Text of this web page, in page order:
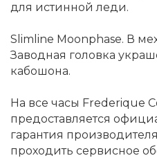
для истинной леди.
Slimline Moonphase. В
Заводная головка
кабошона.
На все часы Frederique
предоставляется
гарантия
проходить сервисное